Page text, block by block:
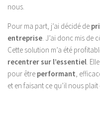
nous.
Pour ma part, j’ai décidé de
entreprise. J’ai donc mis de
Cette solution m’a été
recentrer sur l’essentiel.
pour être performant,
et en faisant ce qu’il nous plait